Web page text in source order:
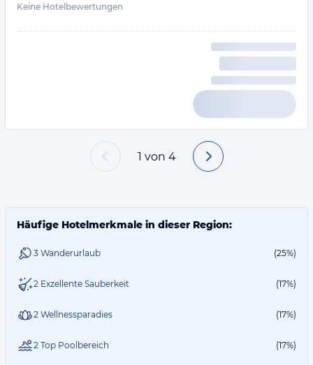
Keine Hotelbewertungen
1 von 4
Häufige Hotelmerkmale in dieser Region:
3 Wanderurlaub (25%)
2 Exzellente Sauberkeit (17%)
2 Wellnessparadies (17%)
2 Top Poolbereich (17%)